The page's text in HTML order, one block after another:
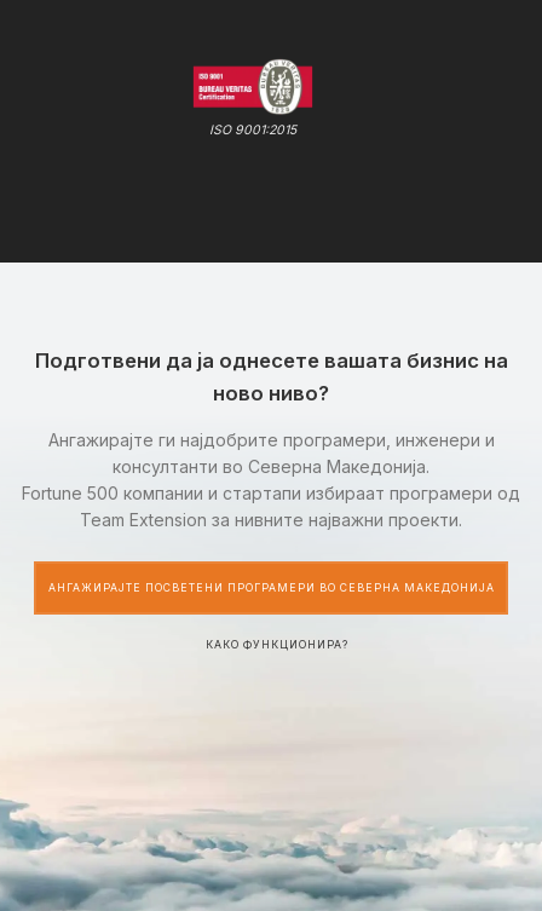
ISO 9001:2015
Подготвени да ја однесете вашата бизнис на
ново ниво?
Ангажирајте ги најдобрите програмери, инженери и
консултанти во Северна Македонија.
Fortune 500 компании и стартапи избираат програмери од
Team Extension за нивните најважни проекти.
АНГАЖИРАЈТЕ ПОСВЕТЕНИ ПРОГРАМЕРИ ВО СЕВЕРНА МАКЕДОНИЈА
КАКО ФУНКЦИОНИРА?